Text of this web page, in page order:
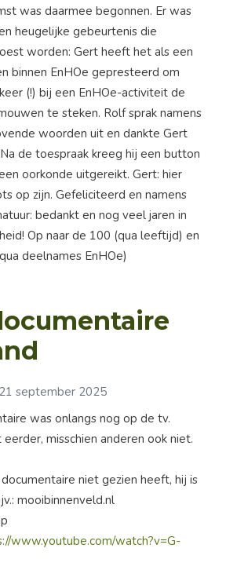
was daarmee begonnen. Er was
heugelijke gebeurtenis die
worden: Gert heeft het als een
binnen EnHOe gepresteerd om
(!) bij een EnHOe-activiteit de
te steken. Rolf sprak namens
woorden uit en dankte Gert
de toespraak kreeg hij een button
oorkonde uitgereikt. Gert: hier
op zijn. Gefeliciteerd en namens
bedankt en nog veel jaren in
Op naar de 100 (qua leeftijd) en
deelnames EnHOe)
september 2025
was onlangs nog op de tv.
eerder, misschien anderen ook niet.
niet gezien heeft, hij is
mooibinnenveld.nl
www.youtube.com/watch?v=G-